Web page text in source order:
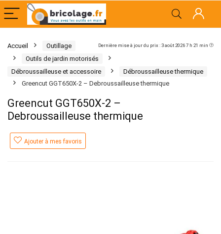
Dernière mise à jour du prix : 3 août 2026 7 h 21 min
Accueil
Outillage
Outils de jardin motorisés
Débroussailleuse et accessoire
Débroussailleuse thermique
Greencut GGT650X-2 – Debroussailleuse thermique
Greencut GGT650X-2 –
Debroussailleuse thermique
Ajouter à mes favoris